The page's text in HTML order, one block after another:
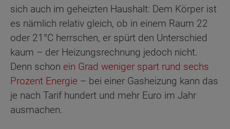
sich auch im geheizten Haushalt: Dem Körper ist
es nämlich relativ gleich, ob in einem Raum 22
oder 21°C herrschen, er spürt den Unterschied
kaum – der Heizungsrechnung jedoch nicht.
Denn schon ein Grad weniger spart rund sechs
Prozent Energie – bei einer Gasheizung kann das
je nach Tarif hundert und mehr Euro im Jahr
ausmachen.